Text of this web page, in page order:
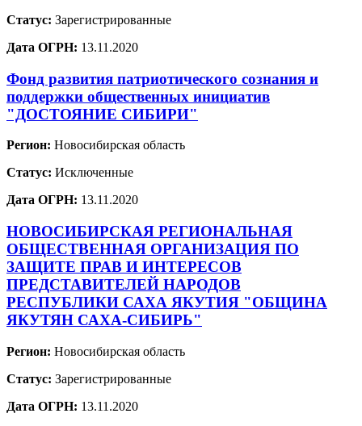
Статус: Зарегистрированные
Дата ОГРН: 13.11.2020
Фонд развития патриотического сознания и
поддержки общественных инициатив
"ДОСТОЯНИЕ СИБИРИ"
Регион: Новосибирская область
Статус: Исключенные
Дата ОГРН: 13.11.2020
НОВОСИБИРСКАЯ РЕГИОНАЛЬНАЯ
ОБЩЕСТВЕННАЯ ОРГАНИЗАЦИЯ ПО
ЗАЩИТЕ ПРАВ И ИНТЕРЕСОВ
ПРЕДСТАВИТЕЛЕЙ НАРОДОВ
РЕСПУБЛИКИ САХА ЯКУТИЯ "ОБЩИНА
ЯКУТЯН САХА-СИБИРЬ"
Регион: Новосибирская область
Статус: Зарегистрированные
Дата ОГРН: 13.11.2020